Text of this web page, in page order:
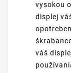
vysokou
displej
váš